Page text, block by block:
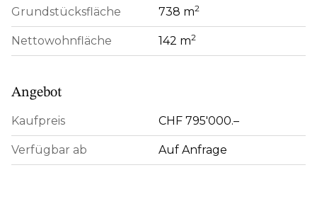
Grundstücksfläche 738 m2
Nettowohnfläche 142 m2
Angebot
Kaufpreis CHF 795'000.–
Verfügbar ab Auf Anfrage